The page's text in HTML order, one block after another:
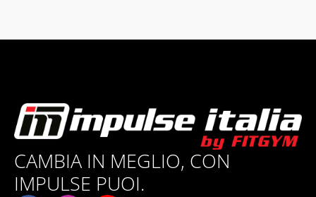
CAMBIA IN MEGLIO, CON
IMPULSE PUOI.